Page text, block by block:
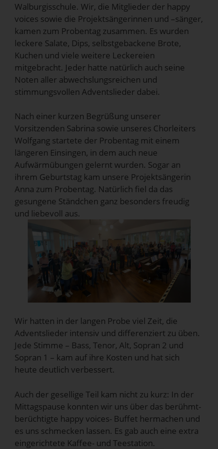
Walburgisschule. Wir, die Mitglieder der happy
voices sowie die Projektsängerinnen und –sänger,
kamen zum Probentag zusammen. Es wurden
leckere Salate, Dips, selbstgebackene Brote,
Kuchen und viele weitere Leckereien
mitgebracht. Jeder hatte natürlich auch seine
Noten aller abwechslungsreichen und
stimmungsvollen Adventslieder dabei.
Nach einer kurzen Begrüßung unserer
Vorsitzenden Sabrina sowie unseres Chorleiters
Wolfgang startete der Probentag mit einem
längeren Einsingen, in dem auch neue
Aufwärmübungen gelernt wurden. Sogar an
ihrem Geburtstag kam unsere Projektsängerin
Anna zum Probentag. Natürlich fiel da das
gesungene Ständchen ganz besonders freudig
und liebevoll aus.
Wir hatten in der langen Probe viel Zeit, die
Adventslieder intensiv und differenziert zu üben.
Jede Stimme – Bass, Tenor, Alt, Sopran 2 und
Sopran 1 – kam auf ihre Kosten und hat sich
heute deutlich verbessert.
Auch der gesellige Teil kam nicht zu kurz: In der
Mittagspause konnten wir uns über das berühmt-
berüchtigte happy voices- Buffet hermachen und
es uns schmecken lassen. Es gab auch eine extra
eingerichtete Kaffee- und Teestation.